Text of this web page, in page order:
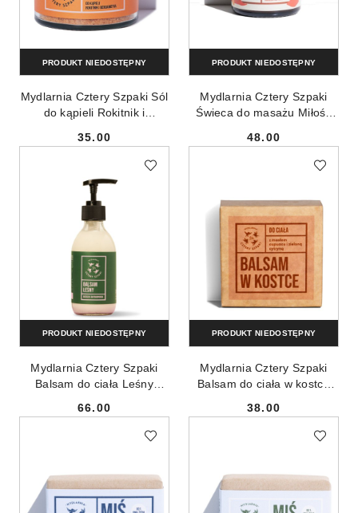
Mydlarnia Cztery Szpaki Sól
do kąpieli Rokitnik i
Cena:
35.00
PRODUKT NIEDOSTĘPNY
Mydlarnia Cztery Szpaki
Świeca do masażu Miłość
Cena:
48.00
PRODUKT NIEDOSTĘPNY
Mydlarnia Cztery Szpaki
Balsam do ciała Leśny
Cena:
66.00
PRODUKT NIEDOSTĘPNY
Mydlarnia Cztery Szpaki
Balsam do ciała w kostce
Cena:
38.00
PRODUKT NIEDOSTĘPNY